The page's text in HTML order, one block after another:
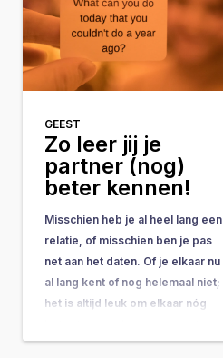
GEEST
Zo leer jij je
partner (nog)
beter kennen!
Misschien heb je al heel lang een
relatie, of misschien ben je pas
net aan het daten. Of je elkaar nu
al lang kent of nog helemaal niet;
het is altijd leuk om elkaar nóg
nieuwe dynamiek in je relatie toe